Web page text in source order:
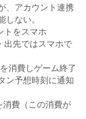
、アカウント連携
ない。
トをスマホ
出先ではスマホで
消費しゲーム終了
ン予想時刻に通知
消費（この消費が